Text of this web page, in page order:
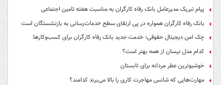
پیام تبریک مدیرعامل بانک رفاه کارگران به مناسبت هفته تامین اجتماعی
بانک رفاه کارگران همواره در پی ارتقای سطح خدمات‌رسانی به بازنشستگان است
چک امن دیجیتال حقوقی؛ خدمت جدید بانک رفاه کارگران برای کسب‌وکارها
کدام مدل نیسان از همه بهتر است؟
خوشبوترین عطر مردانه برای تابستان
مهارت‌هایی که شانس مهاجرت کاری را بالا می‌برند کدامند؟